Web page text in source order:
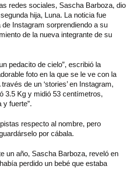
redes sociales, Sascha Barboza, dio
hija, Luna. La noticia fue
Instagram sorprendiendo a su
de la nueva integrante de su
pedacito de cielo”, escribió la
foto en la que se le ve con la
de un ‘stories’ en Instagram,
3.5 Kg y midió 53 centímetros,
y fuerte”.
respecto al nombre, pero
por cábala.
un año, Sascha Barboza, reveló en
perdido un bebé que estaba